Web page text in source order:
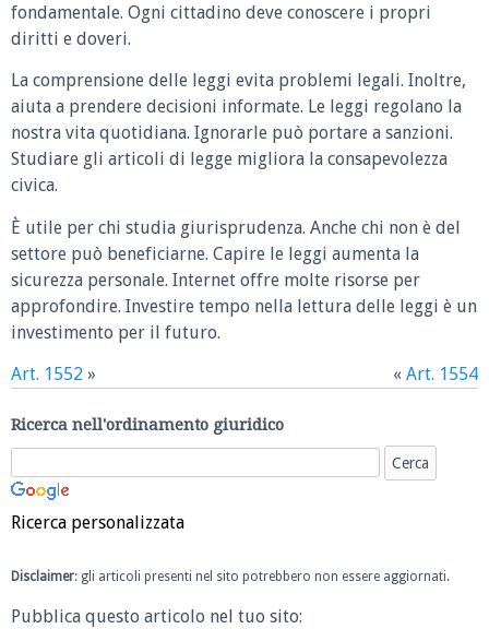
fondamentale. Ogni cittadino deve conoscere i propri
diritti e doveri.
La comprensione delle leggi evita problemi legali. Inoltre,
aiuta a prendere decisioni informate. Le leggi regolano la
nostra vita quotidiana. Ignorarle può portare a sanzioni.
Studiare gli articoli di legge migliora la consapevolezza
civica.
È utile per chi studia giurisprudenza. Anche chi non è del
settore può beneficiarne. Capire le leggi aumenta la
sicurezza personale. Internet offre molte risorse per
approfondire. Investire tempo nella lettura delle leggi è un
investimento per il futuro.
Art. 1552 » « Art. 1554
Ricerca nell'ordinamento giuridico
Ricerca personalizzata
Disclaimer: gli articoli presenti nel sito potrebbero non essere aggiornati.
Pubblica questo articolo nel tuo sito: